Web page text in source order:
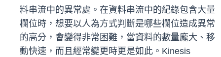
料串流中的異常處。在資料串流中的紀錄包含大量
欄位時，想要以人為方式判斷是哪些欄位造成異常
的高分，會變得非常困難，當資料的數量龐大、移
動快速，而且經常變更時更是如此。Kinesis